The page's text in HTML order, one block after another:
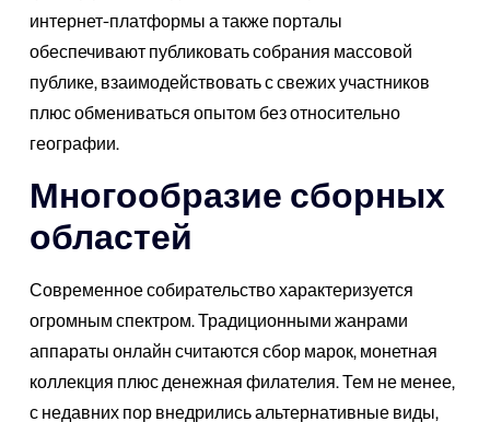
интернет-платформы а также порталы
обеспечивают публиковать собрания массовой
публике, взаимодействовать с свежих участников
плюс обмениваться опытом без относительно
географии.
Многообразие сборных
областей
Современное собирательство характеризуется
огромным спектром. Традиционными жанрами
аппараты онлайн считаются сбор марок, монетная
коллекция плюс денежная филателия. Тем не менее,
с недавних пор внедрились альтернативные виды,